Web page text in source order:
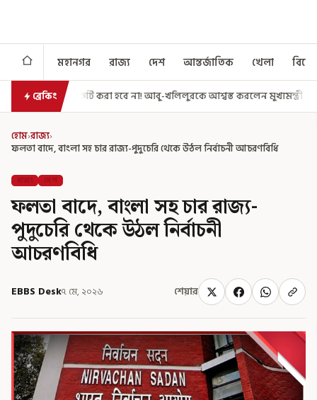
মহানগর রাজ্য দেশ আন্তর্জাতিক খেলা
ব্রেকিং
হবে না! আবু-খলিলুরকে আশ্বস্ত করলেন মুখ্যমন্ত্রী এগিয়ে গেল আরও
হোম›রাজ্য›
ফলতা বাদে, বাংলা সহ চার রাজ্য-পুদুচেরি থেকে উঠল নির্বাচনী আচরণবিধি
রাজ্য দেশ
ফলতা বাদে, বাংলা সহ চার রাজ্য-
পুদুচেরি থেকে উঠল নির্বাচনী
আচরণবিধি
EBBS Desk৭ মে, ২০২৬ শেয়ার